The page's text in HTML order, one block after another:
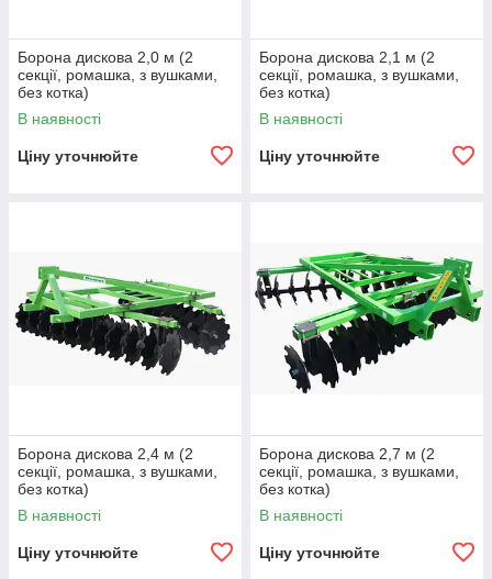
Борона дискова 2,0 м (2
секції, ромашка, з вушками,
без котка)
В наявності
Ціну уточнюйте
Борона дискова 2,1 м (2
секції, ромашка, з вушками,
без котка)
В наявності
Ціну уточнюйте
Борона дискова 2,4 м (2
секції, ромашка, з вушками,
без котка)
В наявності
Ціну уточнюйте
Борона дискова 2,7 м (2
секції, ромашка, з вушками,
без котка)
В наявності
Ціну уточнюйте